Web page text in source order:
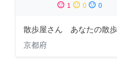
sentiment_satisfied 1 sentiment_neutral 0 sentiment_dissatisfied 0
散歩屋さん あなたの散歩
京都府